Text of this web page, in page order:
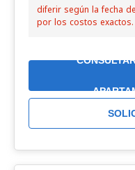
diferir según la fecha
por los costos exactos.